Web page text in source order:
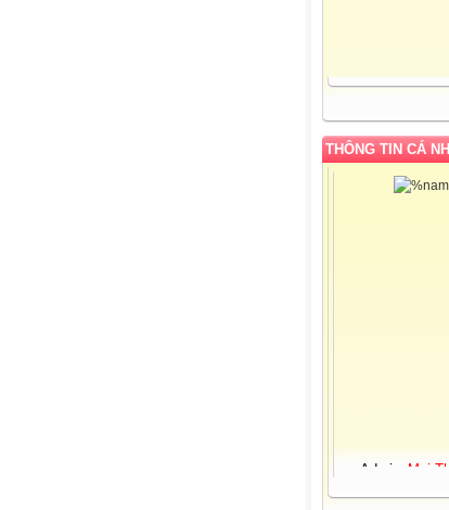
THÔNG TIN CÁ
Đơn vị CT: